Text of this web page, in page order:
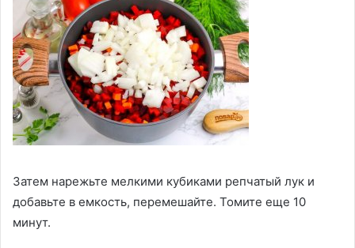
Затем нарежьте мелкими кубиками репчатый лук и
добавьте в емкость, перемешайте. Томите еще 10
минут.